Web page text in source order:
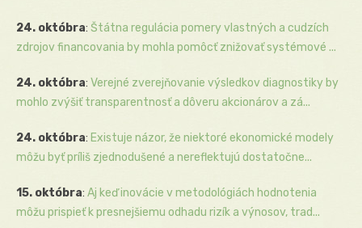
24. októbra: Štátna regulácia pomery vlastných a cudzích
zdrojov financovania by mohla pomôcť znižovať systémové ...
24. októbra: Verejné zverejňovanie výsledkov diagnostiky by
mohlo zvýšiť transparentnosť a dôveru akcionárov a zá...
24. októbra: Existuje názor, že niektoré ekonomické modely
môžu byť príliš zjednodušené a nereflektujú dostatočne...
15. októbra: Aj keď inovácie v metodológiách hodnotenia
môžu prispieť k presnejšiemu odhadu rizík a výnosov, trad...